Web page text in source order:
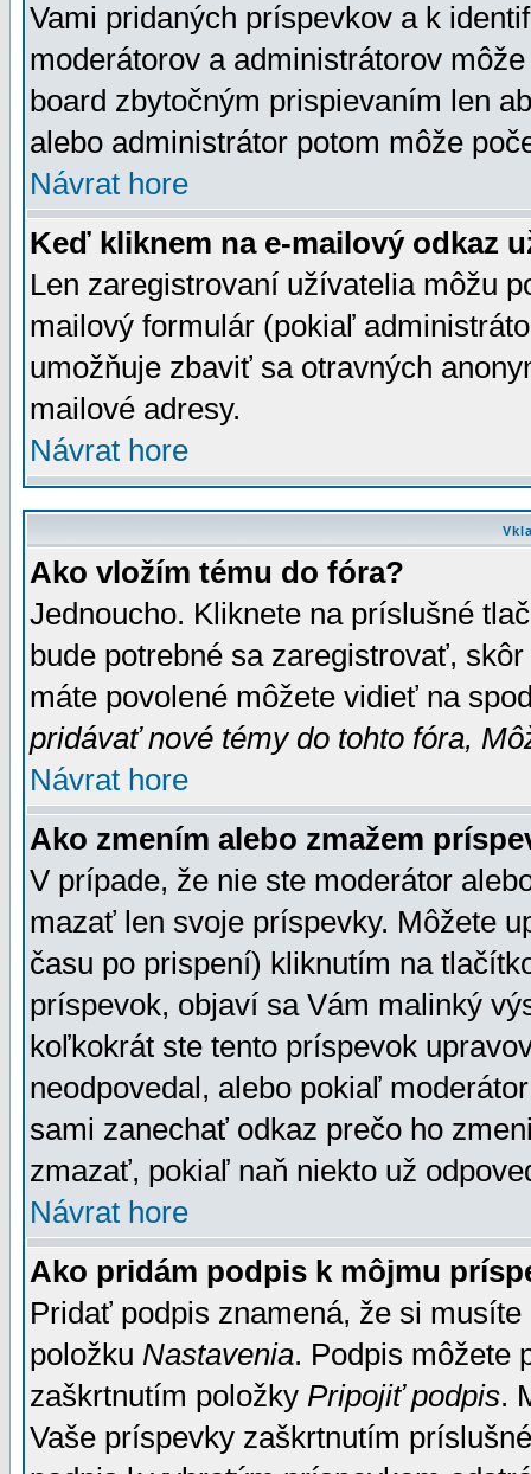
Vami pridaných príspevkov a k
moderátorov a administrátorov
board zbytočným prispievaním len
alebo administrátor potom môže
Návrat hore
Keď kliknem na e-mailový odkaz
Len zaregistrovaní užívatelia môžu
mailový formulár (pokiaľ
umožňuje zbaviť sa otravných
mailové adresy.
Návrat hore
Ako vložím tému do fóra?
Jednoucho. Kliknete na príslušné
bude potrebné sa zaregistrovať,
máte povolené môžete vidieť na
pridávať nové témy do tohto fóra,
Návrat hore
Ako zmením alebo zmažem
V prípade, že nie ste moderátor
mazať len svoje príspevky. Môžete
času po prispení) kliknutím na
príspevok, objaví sa Vám malinký
koľkokrát ste tento príspevok
neodpovedal, alebo pokiaľ
sami zanechať odkaz prečo ho
zmazať, pokiaľ naň niekto už
Návrat hore
Ako pridám podpis k môjmu
Pridať podpis znamená, že si
položku Nastavenia. Podpis môžete
zaškrtnutím položky Pripojiť podpis.
Vaše príspevky zaškrtnutím